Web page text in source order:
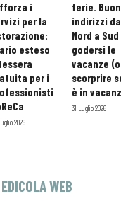
i
per la
esteso
per i
2026
ferie.
indirizzi da
Nord a
godersi le
vacanze
scorprire
è in
31 Luglio 2026
EDICOLA WEB